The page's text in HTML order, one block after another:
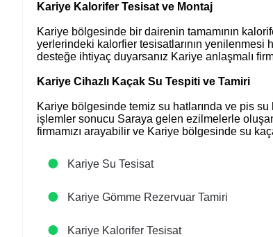
Kariye Kalorifer Tesisat ve Montaj
Kariye bölgesinde bir dairenin tamamının
yerlerindeki kalorfier tesisatlarının
desteğe ihtiyaç duyarsanız Kariye anlaşmalı
Kariye Cihazlı Kaçak Su Tespiti ve Tamiri
Kariye bölgesinde temiz su hatlarında ve pis
işlemler sonucu Saraya gelen ezilmelerle
firmamızı arayabilir ve Kariye bölgesinde su
Kariye Su Tesisat
Kariye Gömme Rezervuar Tamiri
Kariye Kalorifer Tesisat